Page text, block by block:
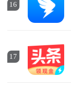
16
17